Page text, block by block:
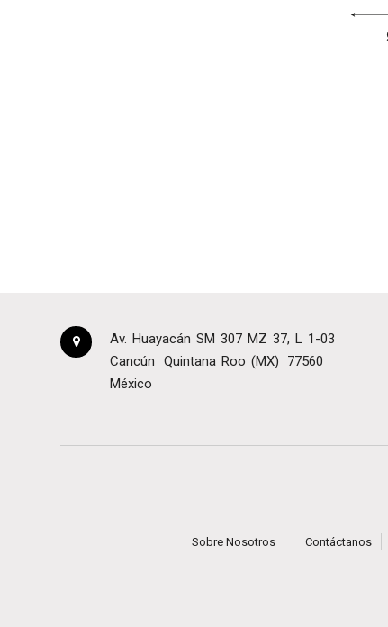
Av. Huayacán SM 307 MZ 37, L 1-03
Cancún
Quintana Roo (MX)
77560
México
Sobre Nosotros Contáctanos